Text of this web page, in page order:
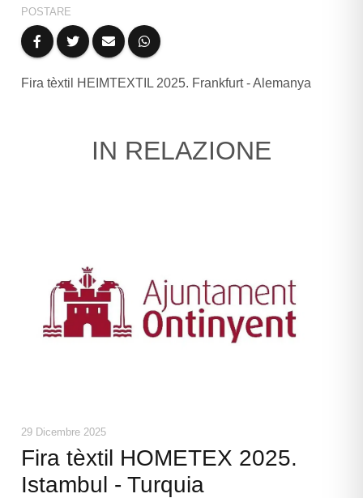
LINGUAGGIO
POSTARE
Fira tèxtil HEIMTEXTIL 2025. Frankfurt - Alemanya
IN RELAZIONE
29 Dicembre 2025
Fira tèxtil HOMETEX 2025.
Istambul - Turquia